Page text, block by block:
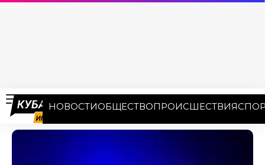
НОВОСТИОБЩЕСТВОПРОИСШЕСТВИЯ